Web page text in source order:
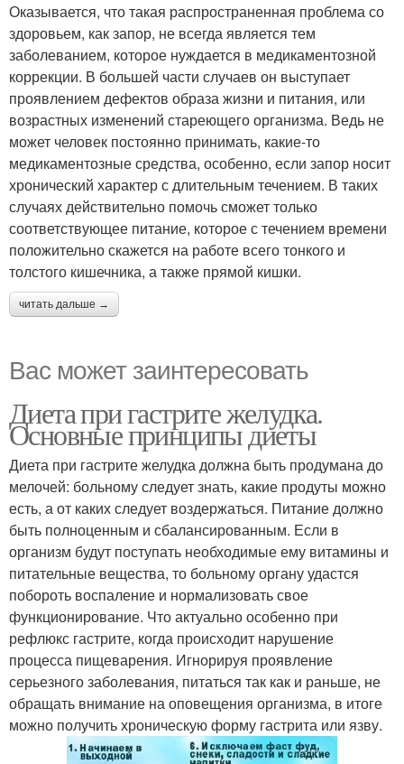
Оказывается, что такая распространенная проблема со
здоровьем, как запор, не всегда является тем
заболеванием, которое нуждается в медикаментозной
коррекции. В большей части случаев он выступает
проявлением дефектов образа жизни и питания, или
возрастных изменений стареющего организма. Ведь не
может человек постоянно принимать, какие-то
медикаментозные средства, особенно, если запор носит
хронический характер с длительным течением. В таких
случаях действительно помочь сможет только
соответствующее питание, которое с течением времени
положительно скажется на работе всего тонкого и
толстого кишечника, а также прямой кишки.
читать дальше →
Вас может заинтересовать
Диета при гастрите желудка.
Основные принципы диеты
Диета при гастрите желудка должна быть продумана до
мелочей: больному следует знать, какие продуты можно
есть, а от каких следует воздержаться. Питание должно
быть полноценным и сбалансированным. Если в
организм будут поступать необходимые ему витамины и
питательные вещества, то больному органу удастся
побороть воспаление и нормализовать свое
функционирование. Что актуально особенно при
рефлюкс гастрите, когда происходит нарушение
процесса пищеварения. Игнорируя проявление
серьезного заболевания, питаться так как и раньше, не
обращать внимание на оповещения организма, в итоге
можно получить хроническую форму гастрита или язву.